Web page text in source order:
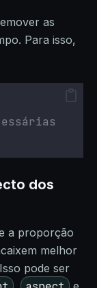
as
Para isso,
dos
a proporção
melhor
pode ser